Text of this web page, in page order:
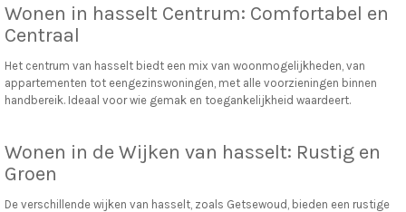
Wonen in hasselt Centrum: Comfortabel en
Centraal
Het centrum van hasselt biedt een mix van woonmogelijkheden, van
appartementen tot eengezinswoningen, met alle voorzieningen binnen
handbereik. Ideaal voor wie gemak en toegankelijkheid waardeert.
Wonen in de Wijken van hasselt: Rustig en
Groen
De verschillende wijken van hasselt, zoals Getsewoud, bieden een rustige